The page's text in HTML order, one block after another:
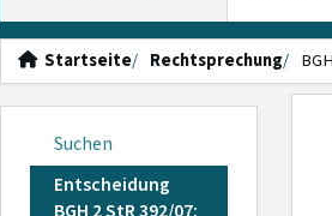
Startseite Rechtsprechung
Suchen
Entscheidung